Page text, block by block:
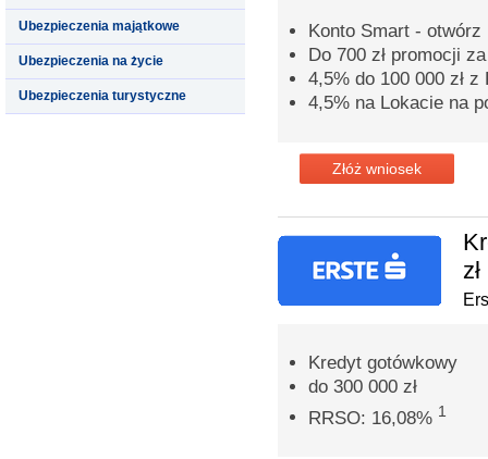
Ubezpieczenia majątkowe
Ubezpieczenia na życie
Ubezpieczenia turystyczne
Konto Smart -
Do 700 zł promocji
4,5% do 100 000 zł
4,5% na Lokacie na
Złóż wniosek
zł
Kredyt gotówkowy
do 300 000 zł
RRSO: 16,08% 1